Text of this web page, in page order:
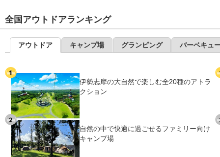
全国アウトドアランキング
アウトドア キャンプ場 グランピング バーベキュ
伊勢志摩の大自然で楽しむ全20種のアトラ
クション
自然の中で快適に過ごせるファミリー向け
キャンプ場